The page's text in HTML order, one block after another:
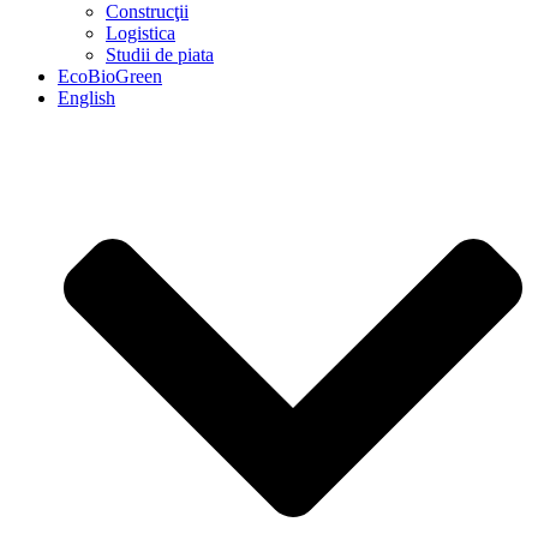
Construcţii
Logistica
Studii de piata
EcoBioGreen
English